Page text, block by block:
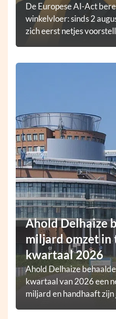
De Europese AI-Act
winkelvloer: sinds 2
zich eerst netjes
Ahold Delhaize
miljard omzet in
kwartaal 2026
Ahold Delhaize
kwartaal van 2026 een
miljard en handhaaft